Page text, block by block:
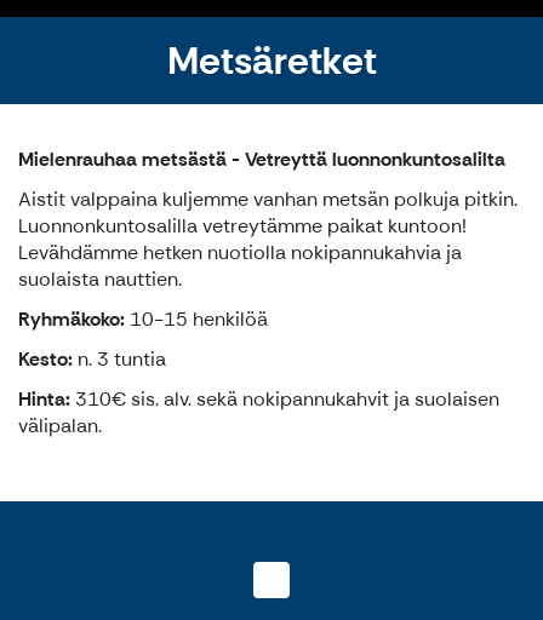
Metsäretket
Mielenrauhaa metsästä- Vetreyttä luonnonkuntosalilta
Aistit valppaina kuljemme vanhan metsän polkuja pitkin.
Luonnonkuntosalilla vetreytämme paikat kuntoon!
Levähdämme hetken nuotiolla nokipannukahvia ja
suolaista nauttien.
Ryhmäkoko: 10-15 henkilöä
Kesto: n. 3 tuntia
Hinta: 310€ sis. alv. sekä nokipannukahvit ja suolaisen
välipalan.